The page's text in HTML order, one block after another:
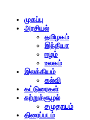
முகப்பு
அரசியல்
தமிழகம்
இந்தியா
ஈழம்
உலகம்
இலக்கியம்
கல்வி
கட்டுரைகள்
சுற்றுச்சூழல்
சமுதாயம்
திரைப்படம்